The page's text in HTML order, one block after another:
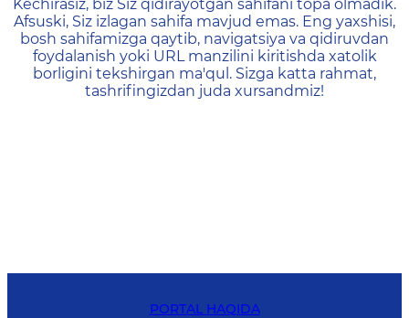
Kechirasiz, biz Siz qidirayotgan sahifani topa olmadik.
Afsuski, Siz izlagan sahifa mavjud emas. Eng yaxshisi,
bosh sahifamizga qaytib, navigatsiya va qidiruvdan
foydalanish yoki URL manzilini kiritishda xatolik
borligini tekshirgan ma'qul. Sizga katta rahmat,
tashrifingizdan juda xursandmiz!
PORTAL HAQIDA